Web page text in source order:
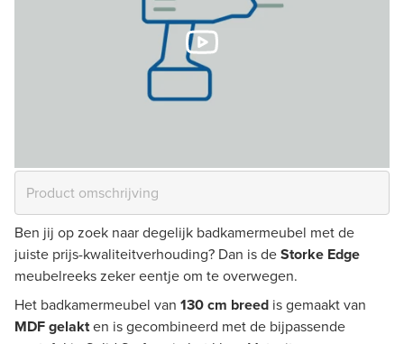
Ben jij op zoek naar degelijk badkamermeubel met de
juiste prijs-kwaliteitverhouding? Dan is deStorke Edge
meubelreeks zeker eentje om te overwegen.
Het badkamermeubel van 130 cm breed is gemaakt van
MDF gelakten is gecombineerd met de bijpassende